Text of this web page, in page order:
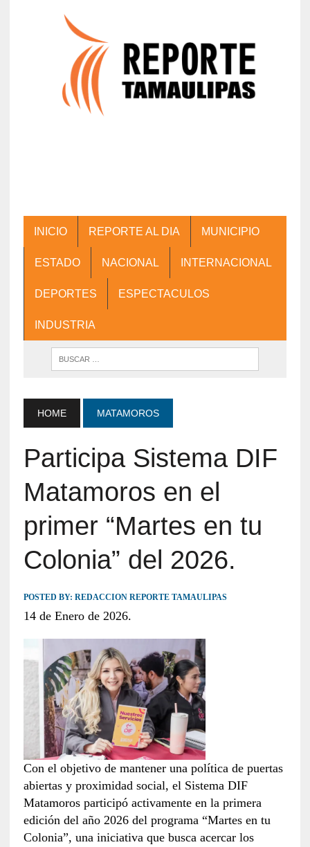
INICIO REPORTE AL DIA MUNICIPIO
ESTADO NACIONAL INTERNACIONAL
DEPORTES ESPECTACULOS
INDUSTRIA
HOME MATAMOROS
Participa Sistema DIF
Matamoros en el
primer “Martes en tu
Colonia” del 2026.
POSTED BY: REDACCION REPORTE TAMAULIPAS
14 de Enero de 2026.
Con el objetivo de mantener una política de puertas
abiertas y proximidad social, el Sistema DIF
Matamoros participó activamente en la primera
edición del año 2026 del programa “Martes en tu
Colonia”, una iniciativa que busca acercar los